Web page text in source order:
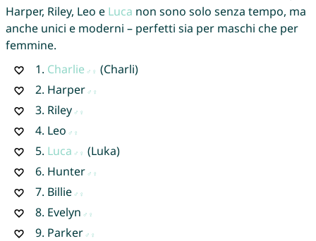
Harper, Riley, Leo e Luca non sono solo senza tempo, ma
anche unici e moderni – perfetti sia per maschi che per
femmine.
1. Charlie
(Charli)
2. Harper
3. Riley
4. Leo
5. Luca
(Luka)
6. Hunter
7. Billie
8. Evelyn
9. Parker